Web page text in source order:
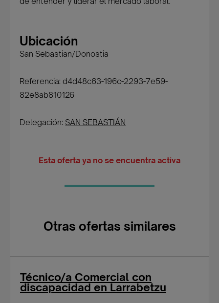
Ubicación
San Sebastian/Donostia
Referencia: d4d48c63-196c-2293-7e59-
82e8ab810126
Delegación: SAN SEBASTIÁN
Esta oferta ya no se encuentra activa
Otras ofertas similares
Técnico/a Comercial con
discapacidad en Larrabetzu